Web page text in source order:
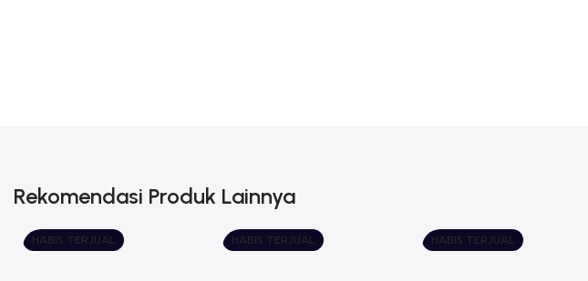
Rekomendasi Produk Lainnya
HABIS TERJUAL HABIS TERJUAL HABIS TERJUAL